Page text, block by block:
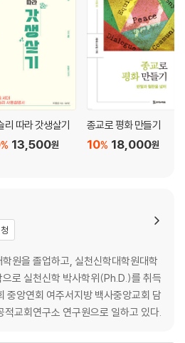
리 따라 갓생살기
13,500원
%
종교로 평화 만들기
18,000원
10%
원을 졸업하고, 실천신학대학원대학
로 실천신학 박사학위(Ph.D.)를 취득
중앙연회 여주서지방 백사중앙교회 담
교회연구소 연구원으로 일하고 있다.